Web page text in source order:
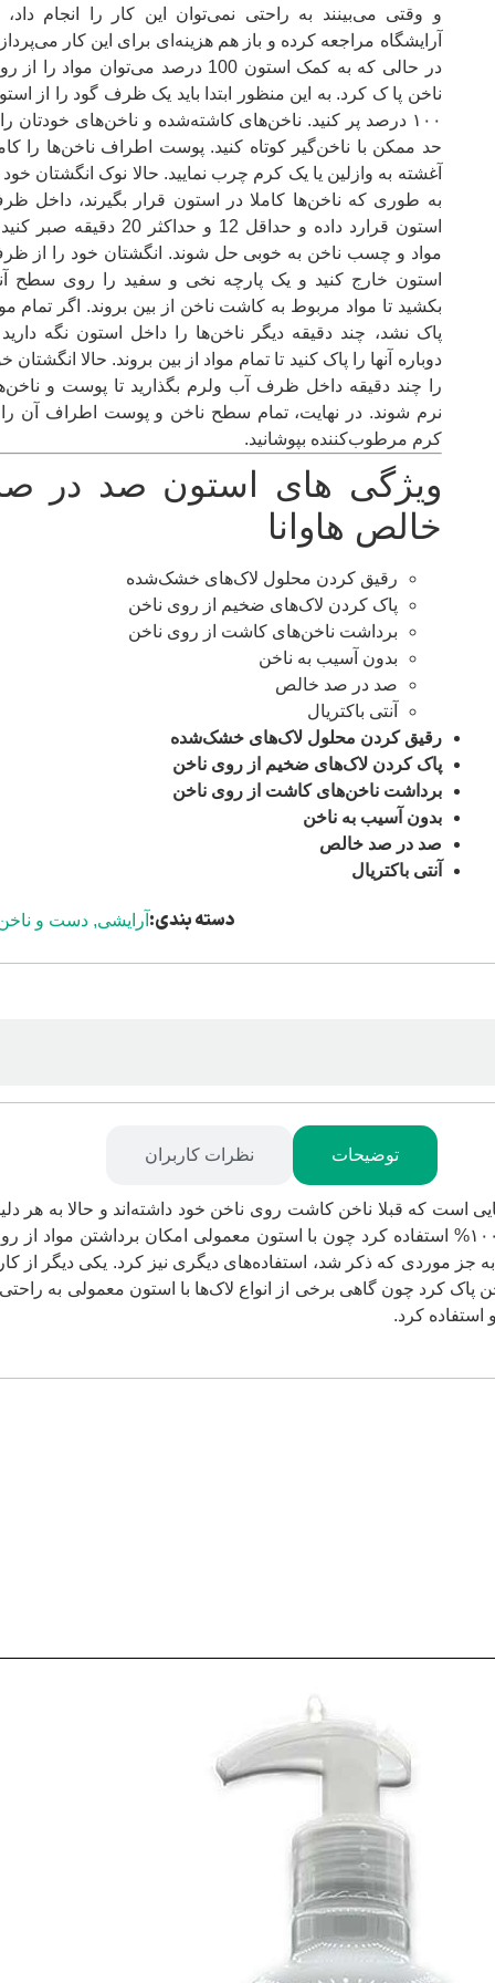
و وقتی می‌بینند به راحتی نمی‌توان این کار را انجام داد،
آرایشگاه مراجعه کرده و باز هم هزینه‌ای برای این کار
در حالی که به کمک استون 100 درصد می‌توان مواد را
ناخن پا ک کرد. به این منظور ابتدا باید یک ظرف گود را از
۱۰۰ درصد پر کنید. ناخن‌های کاشته‌شده و ناخن‌های خودتان را
حد ممکن با ناخن‌گیر کوتاه کنید. پوست اطراف ناخن‌ها را
آغشته به وازلین یا یک کرم چرب نمایید. حالا نوک انگشتان خود
به طوری که ناخن‌ها کاملا در استون قرار بگیرند، داخل
استون قرارد داده و حداقل 12 و حداکثر 20 دقیقه
مواد و چسب ناخن به خوبی حل شوند. انگشتان خود را از
استون خارج کنید و یک پارچه نخی و سفید را روی سطح
بکشید تا مواد مربوط به کاشت ناخن از بین بروند. اگر تمام
پاک نشد، چند دقیقه دیگر ناخن‌ها را داخل استون نگه
دوباره آنها را پاک کنید تا تمام مواد از بین بروند. حالا انگشتان
را چند دقیقه داخل ظرف آب ولرم بگذارید تا پوست و
نرم شوند. در نهایت، تمام سطح ناخن و پوست اطراف آن را
کرم مرطوب‌کننده بپوشانید.
ویژگی های استون صد در
خالص هاوانا
رقیق کردن محلول لاک‌های خشک‌شده
پاک کردن لاک‌های ضخیم از روی ناخن
برداشت ناخن‌های کاشت از روی ناخن
بدون آسیب به ناخن
صد در صد خالص
آنتی باکتریال
رقیق کردن محلول لاک‌های خشک‌شده
پاک کردن لاک‌های ضخیم از روی ناخن
برداشت ناخن‌های کاشت از روی ناخن
بدون آسیب به ناخن
صد در صد خالص
آنتی باکتریال
آرایشی,دست و دسته بندی:
توضیحات نظرات کاربران
که قبلا ناخن کاشت روی ناخن خود داشته‌اند و حالا به هر
خود پاک کنند. به این منظور می‌توان از استون ۱۰۰% استفاده کرد چون با استون معمولی
کرد چون گاهی برخی از انواع لاک‌ها با استون معمولی به
کرد.